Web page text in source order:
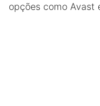
opções como Avast